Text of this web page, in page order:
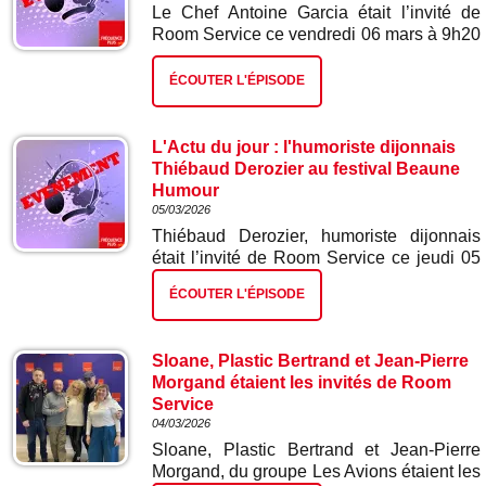
Le Chef Antoine Garcia était l’invité de
Room Service ce vendredi 06 mars à 9h20
à l’occasion de sa participation à
l’émission culinaire Top Chef sur M6. Le
mâconnais est actuellement à la tête d’une
Clos des sens à Annecy, il est le seul
représentant de la région Bourgogne-
Franche-Comté pour la saison 17 qui a
débuté mercredi dernier.
ÉCOUTER L'ÉPISODE
L'Actu du jour : l'humoriste dijonnais
Thiébaud Derozier au festival Beaune
Humour
05/03/2026
Thiébaud Derozier, humoriste dijonnais
était l’invité de Room Service ce jeudi 05
mars à 8h20 pour nous présenter son
premier spectacle de stand-up baptisé
« Hors champ ». Spectacle qu’il
4ème édition du festival Beaune Humour,à
la Lanterne Magique. Thiébaud Derozier
sera en première partie de Mayel
Elhajaoui, alias Georges dans la série
Demain nous appartient sur TF1. Il a déjà
assuré les premières parties de Guillermo
ÉCOUTER L'ÉPISODE
Sloane, Plastic Bertrand et Jean-Pierre
Morgand étaient les invités de Room
Service
04/03/2026
Sloane, Plastic Bertrand et Jean-Pierre
Morgand, du groupe Les Avions étaient les